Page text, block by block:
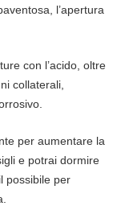
l’apertura
con l’acido, oltre
collaterali,
per aumentare la
e potrai dormire
possibile per